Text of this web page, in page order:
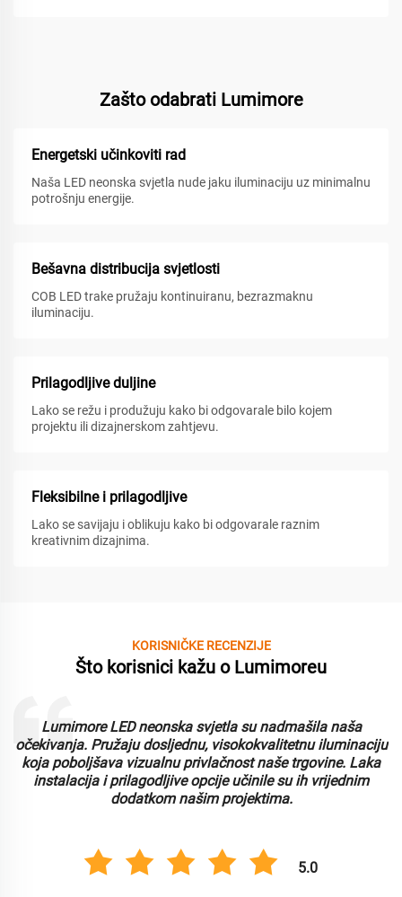
Zašto odabrati Lumimore
Energetski učinkoviti rad
Naša LED neonska svjetla nude jaku iluminaciju uz minimalnu
potrošnju energije.
Bešavna distribucija svjetlosti
COB LED trake pružaju kontinuiranu, bezrazmaknu
iluminaciju.
Prilagodljive duljine
Lako se režu i produžuju kako bi odgovarale bilo kojem
projektu ili dizajnerskom zahtjevu.
Fleksibilne i prilagodljive
Lako se savijaju i oblikuju kako bi odgovarale raznim
kreativnim dizajnima.
KORISNIČKE RECENZIJE
Što korisnici kažu o Lumimoreu
Lumimore LED neonska svjetla su nadmašila naša
očekivanja. Pružaju dosljednu, visokokvalitetnu iluminaciju
koja poboljšava vizualnu privlačnost naše trgovine. Laka
instalacija i prilagodljive opcije učinile su ih vrijednim
dodatkom našim projektima.
5.0